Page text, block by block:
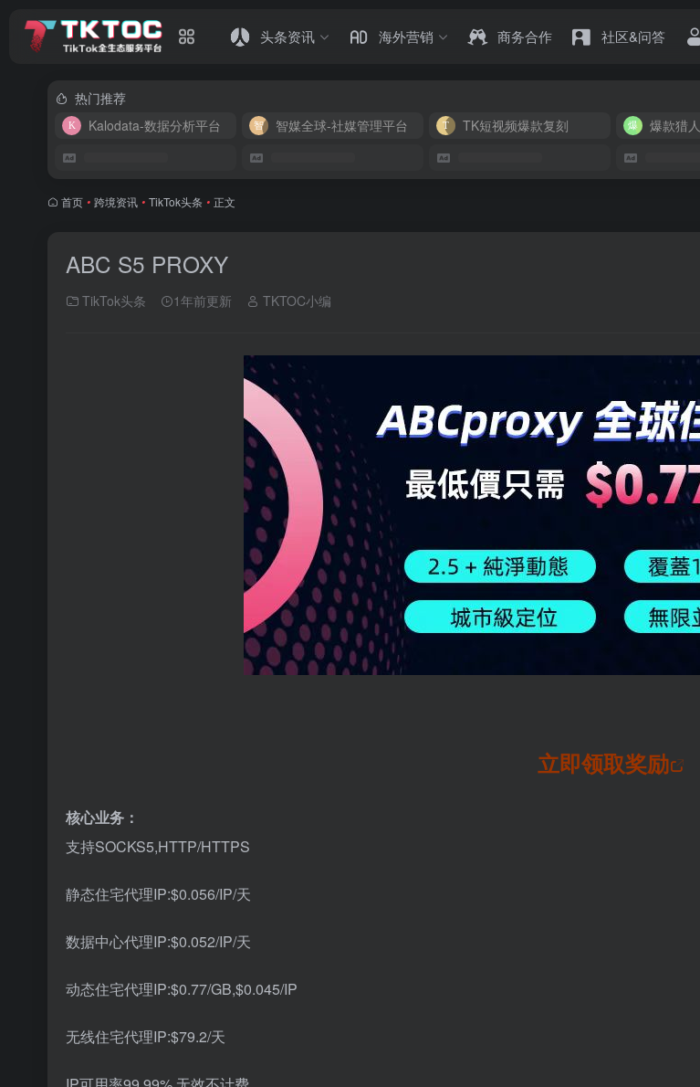
头条资讯 海外营销 商务合作 社区&问答
热门推荐
Kalodata-数据分析平台
智媒全球-社媒管理平台 TK短视频爆款复刻 爆款猎人
首页 • 跨境资讯 • TikTok头条 • 正文
ABC S5 PROXY
TikTok头条 1年前更新 TKTOC小编
立即领取奖励
核心业务：
支持SOCKS5,HTTP/HTTPS
静态住宅代理IP:$0.056/IP/天
数据中心代理IP:$0.052/IP/天
动态住宅代理IP:$0.77/GB,$0.045/IP
无线住宅代理IP:$79.2/天